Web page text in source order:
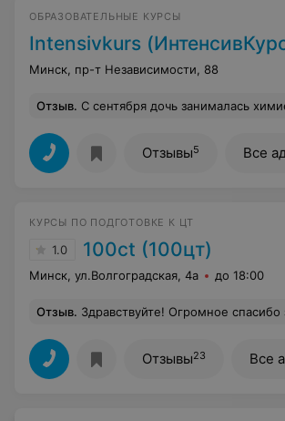
ОБРАЗОВАТЕЛЬНЫЕ КУРСЫ
Intensivkurs
Минск, пр-т Независимости, 88
Отзыв. С сентября дочь занималась химией, 8 класс. Несколько месяцев в комфортной атмосфере проходят уроки
Отзывы5 Все
КУРСЫ ПО ПОДГОТОВКЕ К ЦТ
1.0 100ct (100цт)
Минск, ул.Волгоградская, 4а до 18:00
Отзыв. Здравствуйте! Огромное спасибо за предоставленные курсы обучения. Я как мама, очень довольна результатами своей дочери. Со слов дочери, все очень доступно и понятно. Преподаватели очень доступно излагают для понимания темы.
Отзывы23 Все